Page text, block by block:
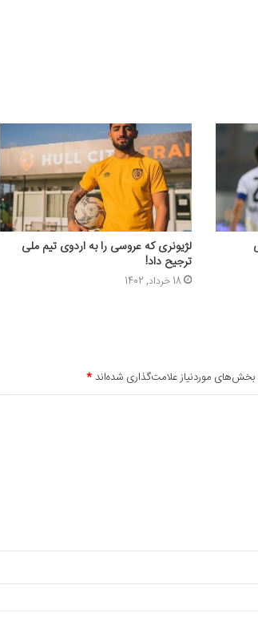
لژیونری که عروسی را به اردوی تیم ملی
ترجیح داد!
18 خرداد, 1402
بخش‌های موردنیاز علامت‌گذاری شده‌اند*